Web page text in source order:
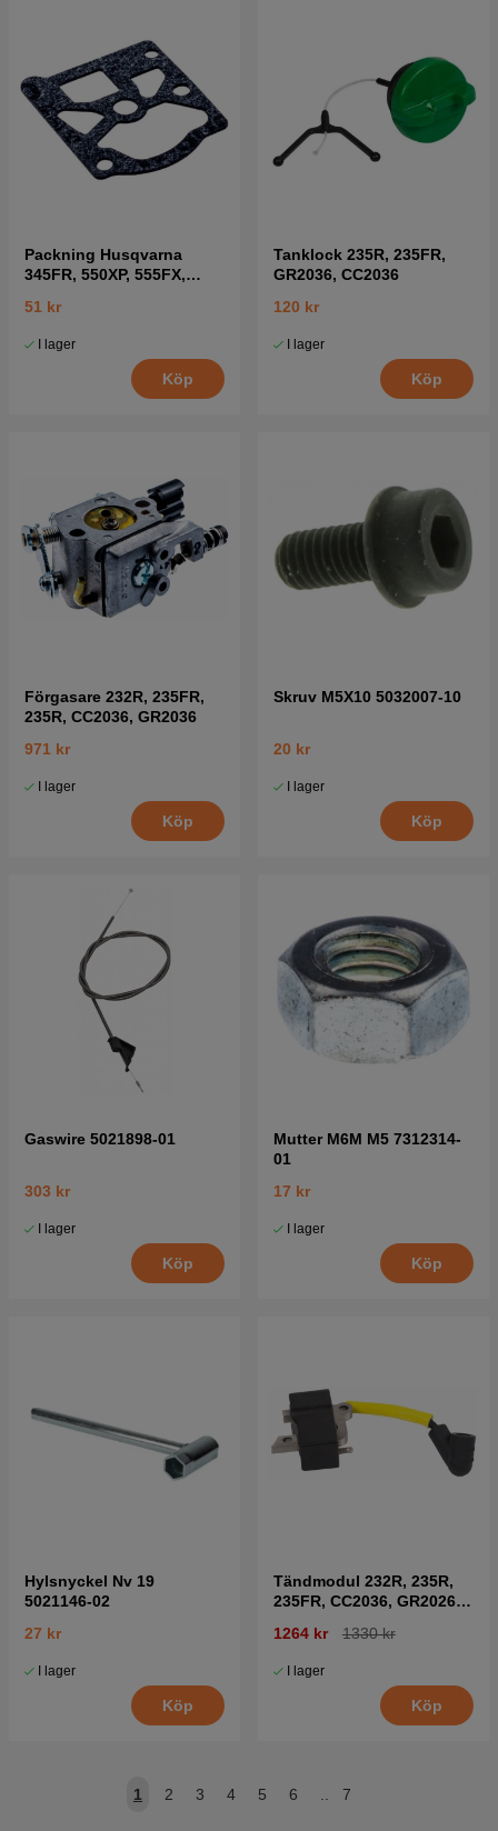
Packning Husqvarna
345FR, 550XP, 555FX,
51 kr
I lager
Köp
Tanklock 235R, 235FR,
GR2036, CC2036
120 kr
I lager
Köp
Förgasare 232R, 235FR,
235R, CC2036, GR2036
971 kr
I lager
Köp
Skruv M5X10 5032007-10
20 kr
I lager
Köp
Gaswire 5021898-01
303 kr
I lager
Köp
Mutter M6M M5 7312314-
01
17 kr
I lager
Köp
Hylsnyckel Nv 19
5021146-02
27 kr
I lager
Köp
Tändmodul 232R, 235R,
235FR, CC2036, GR2026
1264 kr 1330 kr
I lager
Köp
1 2 3 4 5 6 .. 7